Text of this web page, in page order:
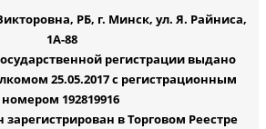
РБ, г. Минск, ул. Я. Райниса,
1А-88
регистрации выдано
25.05.2017 с регистрационным
номером 192819916
в Торговом Реестре